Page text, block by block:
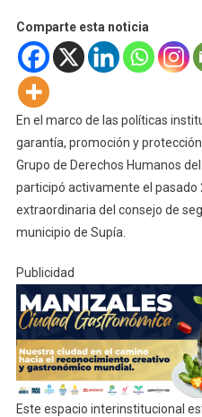
Comparte esta noticia
En el marco de las políticas
garantía, promoción y
Grupo de Derechos Humanos
participó activamente el pasado
extraordinaria del consejo de
municipio de Supía.
Publicidad
Este espacio interinstitucional